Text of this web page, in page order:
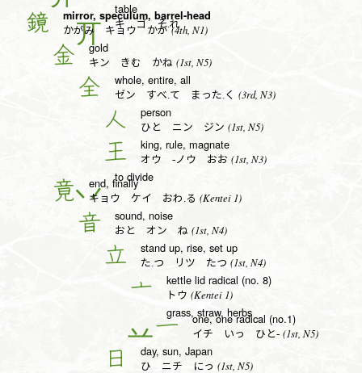
table
キ ゴ そ.れ
鏡 mirror, speculum, barrel-head
かがみ キョウ かが(4th, N1)
金 gold
キン きむ かね (1st, N5)
全 whole, entire, all
ゼン すべ.て まった.く (3rd, N3)
人 person
ひと ニン ジン (1st, N5)
王 king, rule, magnate
オウ -ノウ おお (1st, N3)
to divide
竟 end, finally
キョウ ケイ おわ.る (Kentei 1)
音 sound, noise
おと オン ね (1st, N4)
立 stand up, rise, set up
た.つ リツ たつ (1st, N4)
亠 kettle lid radical (no. 8)
トウ (Kentei 1)
grass, straw, herbs
一 one, one radical (no.1)
イチ いっ ひと- (1st, N5)
日 day, sun, Japan
ひ ニチ にっ (1st, N5)